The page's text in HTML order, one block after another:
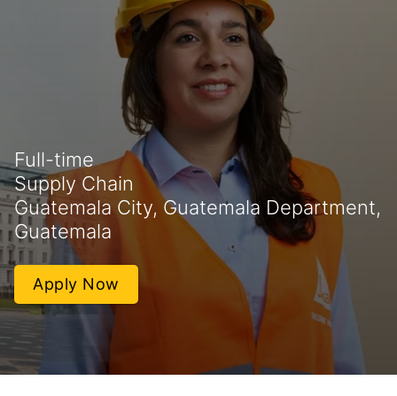
Full-time
Supply Chain
Guatemala City, Guatemala Department,
Guatemala
Apply Now